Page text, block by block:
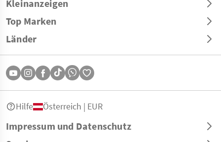
Kleinanzeigen
Top Marken
Länder
Impressum und Datenschutz
Hilfe Österreich | EUR